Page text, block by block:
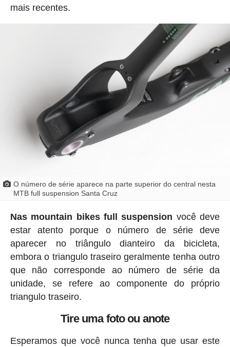
mais recentes.
O número de série aparece na parte superior do central nesta
MTB full suspension Santa Cruz
Nas mountain bikes full suspension você deve
estar atento porque o número de série deve
aparecer no triângulo dianteiro da bicicleta,
embora o triangulo traseiro geralmente tenha outro
que não corresponde ao número de série da
unidade, se refere ao componente do próprio
triangulo traseiro.
Tire uma foto ou anote
Esperamos que você nunca tenha que usar este